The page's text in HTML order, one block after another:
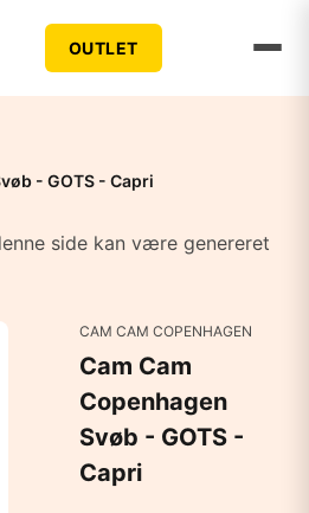
OUTLET
- GOTS - Capri
side kan være genereret
CAM CAM COPENHAGEN
Cam Cam
Copenhagen
Svøb - GOTS -
Capri